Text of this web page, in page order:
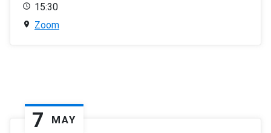
15:30
Zoom
7 MAY